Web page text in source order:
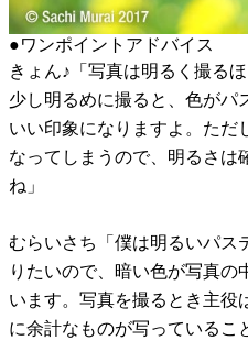
●ワンポイントアドバイス
きょん♪「写真は明るく撮る
少し明るめに撮ると、色がパ
いい印象になりますよ。ただ
なってしまうので、明るさは
ね」
むらいさち「僕は明るいパス
りたいので、暗い色が写真の
います。写真を撮るとき主役
に余計なものが写っているこ